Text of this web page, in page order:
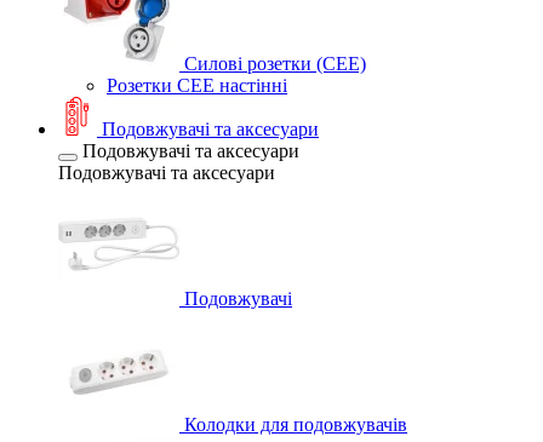
Силові розетки (CEE)
Розетки CEE настінні
Подовжувачі та аксесуари
Подовжувачі та аксесуари
Подовжувачі та аксесуари
Подовжувачі
Колодки для подовжувачів